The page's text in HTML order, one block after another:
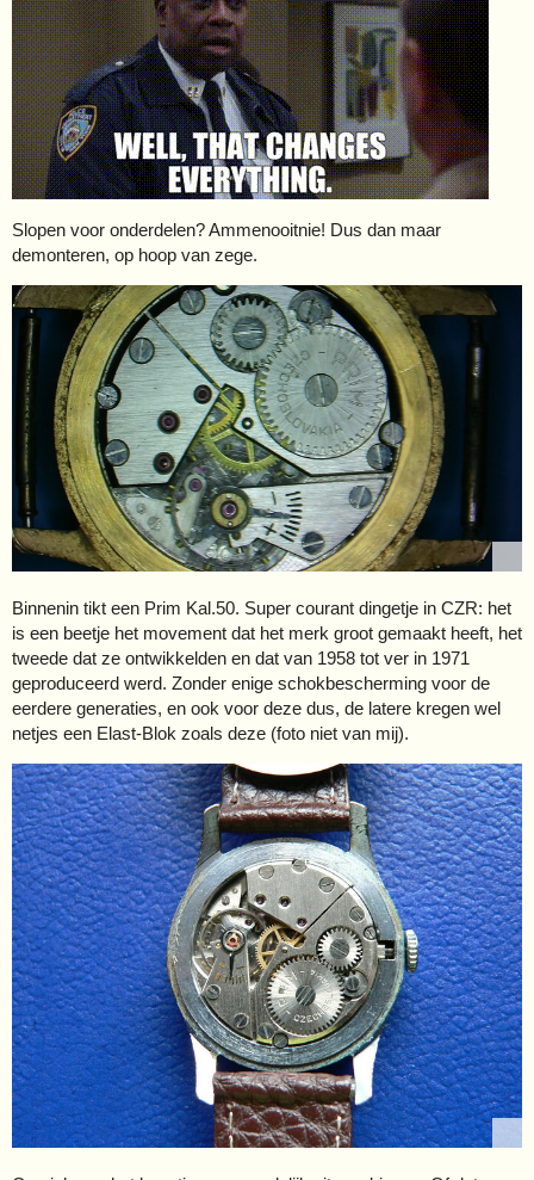
Slopen voor onderdelen? Ammenooitnie! Dus dan maar
demonteren, op hoop van zege.
Binnenin tikt een Prim Kal.50. Super courant dingetje in CZR: het
is een beetje het movement dat het merk groot gemaakt heeft, het
tweede dat ze ontwikkelden en dat van 1958 tot ver in 1971
geproduceerd werd. Zonder enige schokbescherming voor de
eerdere generaties, en ook voor deze dus, de latere kregen wel
netjes een Elast-Blok zoals deze (foto niet van mij).